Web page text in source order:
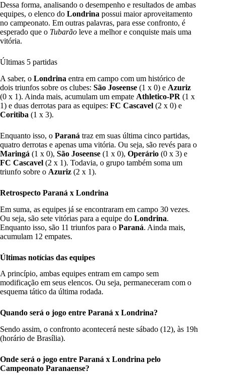
Dessa forma, analisando o desempenho e resultados de ambas
equipes, o elenco do Londrina possui maior aproveitamento
no campeonato. Em outras palavras, para esse confronto, é
esperado que o Tubarão leve a melhor e conquiste mais uma
vitória.
Últimas 5 partidas
A saber, o Londrina entra em campo com um histórico de
dois triunfos sobre os clubes: São Joseense (1 x 0) e Azuriz
(0 x 1). Ainda mais, acumulam um empate Athletico-PR (1 x
1) e duas derrotas para as equipes: FC Cascavel (2 x 0) e
Coritiba (1 x 3).
Enquanto isso, o Paraná traz em suas última cinco partidas,
quatro derrotas e apenas uma vitória. Ou seja, são revés para o
Maringá (1 x 0), São Joseense (1 x 0), Operário (0 x 3) e
FC Cascavel (2 x 1). Todavia, o grupo também soma um
triunfo sobre o Azuriz (2 x 1).
Retrospecto Paraná x Londrina
Em suma, as equipes já se encontraram em campo 30 vezes.
Ou seja, são sete vitórias para a equipe do Londrina.
Enquanto isso, são 11 triunfos para o Paraná. Ainda mais,
acumulam 12 empates.
Últimas notícias das equipes
A princípio, ambas equipes entram em campo sem
modificação em seus elencos. Ou seja, permaneceram com o
esquema tático da última rodada.
Quando será o jogo entre Paraná x Londrina?
Sendo assim, o confronto acontecerá neste sábado (12), às 19h
(horário de Brasília).
Onde será o jogo entre Paraná x Londrina pelo
Campeonato Paranaense?